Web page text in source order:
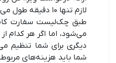
لازم تنها ۱۰
طبق چک‌لیست سفارت
می‌شود، اما اگر هر کدام
دیگری برای شما تنظیم
شما باید هزینه‌های